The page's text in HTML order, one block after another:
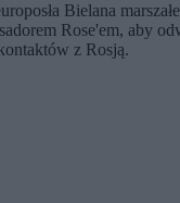
Bielana
Rose'em, aby
z Rosją.